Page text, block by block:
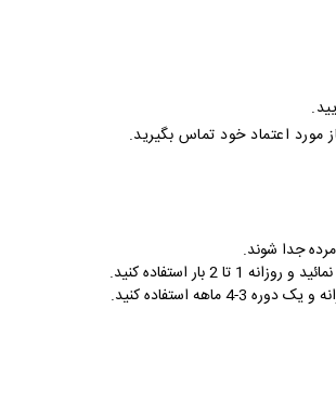
اعتماد خود تماس بگیرید.
استفاده کنید.
استفاده کنید.